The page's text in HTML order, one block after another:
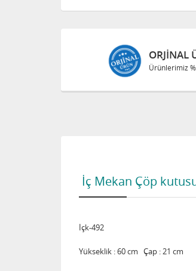
ORJINAL
Ürünlerimiz
İç Mekan Çöp
İçk-492
Yükseklik : 60 cm Çap : 21 cm